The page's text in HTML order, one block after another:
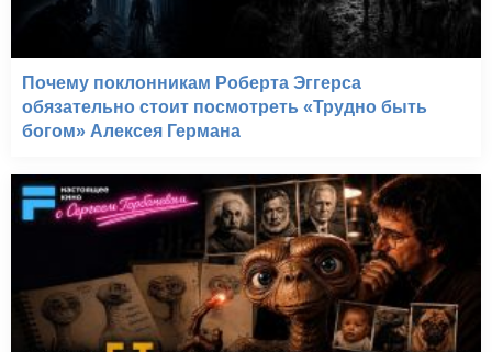
Почему поклонникам Роберта Эггерса
обязательно стоит посмотреть «Трудно быть
богом» Алексея Германа